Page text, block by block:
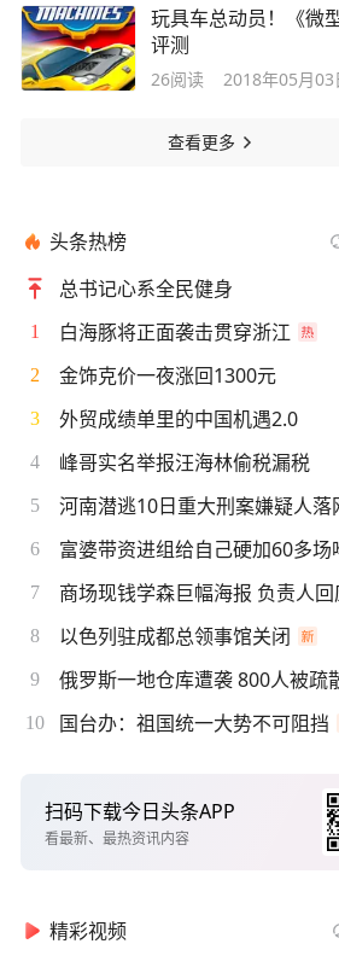
玩具车总动员！《微
评测
26阅读 2018年05月03
查看更多
头条热榜
总书记心系全民健身
1 白海豚将正面袭击贯穿浙江
2 金饰克价一夜涨回1300元
3 外贸成绩单里的中国机遇2.0
4 峰哥实名举报汪海林偷税漏税
5 河南潜逃10日重大刑案嫌疑人落
6 富婆带资进组给自己硬加60多场
7 商场现钱学森巨幅海报 负责人回
8 以色列驻成都总领事馆关闭
9 俄罗斯一地仓库遭袭 800人被疏
10 国台办：祖国统一大势不可阻挡
扫码下载今日头条APP
看最新、最热资讯内容
精彩视频